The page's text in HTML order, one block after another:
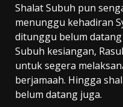
Shalat Subuh pun
menunggu kehadiran
ditunggu belum
Subuh kesiangan,
untuk segera
berjamaah. Hingga
belum datang juga.